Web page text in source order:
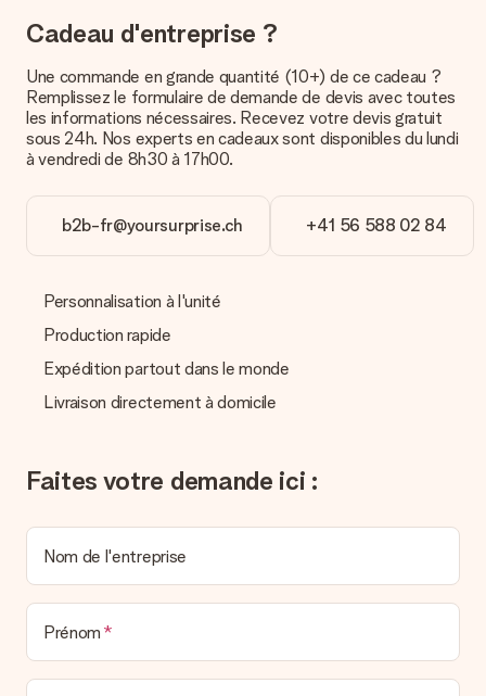
Comment puis-je régler ma commande ?
Nous proposons les formes de paiement suivantes : Paypal,
carte bancaire ou par virement bancaire. Comptez un délai de
3 jours supplémentaires pour la livraison de votre cadeau en
Réception du cadeau
Que puis-je faire si le cadeau ne me convient pas tout à
Nous déplorons le fait que votre cadeau ne vous plaise pas.
Vous pouvez dans ce cas contacter notre service client qui
vous aidera à trouver une solution satisfaisante.
La facture est-elle envoyée avec le cadeau ?
Nous n’envoyons pas de facture avec le cadeau. Nous vous
l’envoyons par e-mail avec la confirmation de commande. Vous
envoyer directement le cadeau à l’heureux destinataire, pour
Cadeau d'entreprise ?
Une commande en grande quantité (10+) de ce cadeau ?
Remplissez le formulaire de demande de devis avec toutes
les informations nécessaires. Recevez votre devis gratuit
sous 24h. Nos experts en cadeaux sont disponibles du lundi
à vendredi de 8h30 à 17h00.
b2b-fr@yoursurprise.ch +41 56 588 02 84
Personnalisation à l'unité
Production rapide
Expédition partout dans le monde
Livraison directement à domicile
Faites votre demande ici :
Nom de l'entreprise
Prénom